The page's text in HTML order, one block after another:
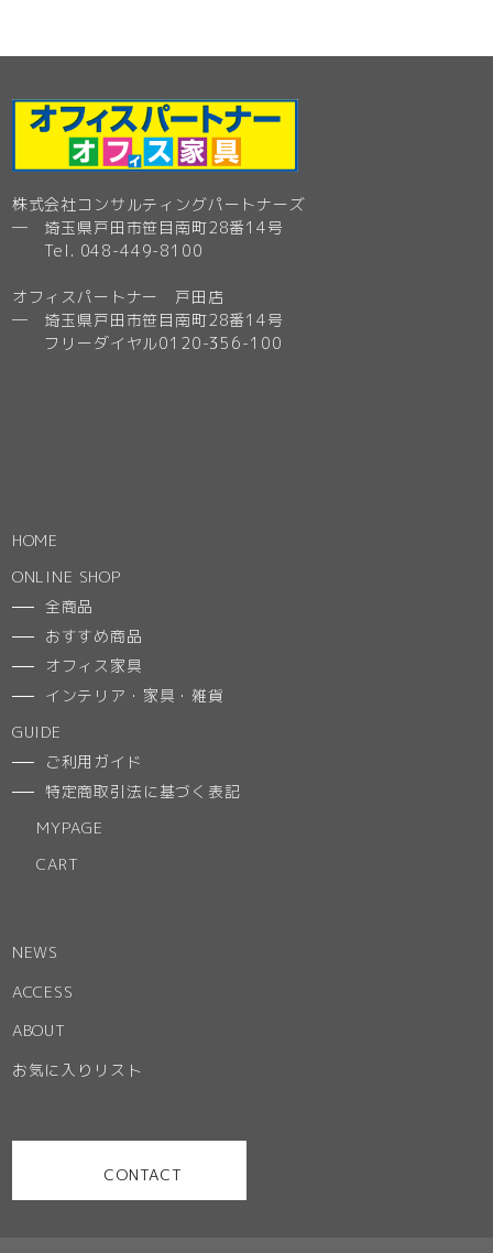
株式会社コンサルティングパートナーズ
─ 埼玉県戸田市笹目南町28番14号
Tel. 048-449-8100
オフィスパートナー 戸田店
─ 埼玉県戸田市笹目南町28番14号
フリーダイヤル0120-356-100
HOME
ONLINE SHOP
全商品
おすすめ商品
オフィス家具
インテリア・家具・雑貨
GUIDE
ご利用ガイド
特定商取引法に基づく表記
MYPAGE
CART
NEWS
ACCESS
ABOUT
お気に入りリスト
CONTACT